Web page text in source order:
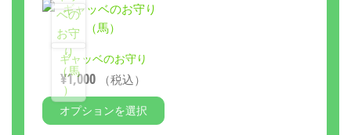
ギャッベのお守り
¥1,000 （税込）
オプションを選択